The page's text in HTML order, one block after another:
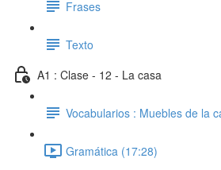
Frases
Texto
A1 : Clase - 12 - La casa
Vocabularios : Muebles de la
Gramática (17:28)